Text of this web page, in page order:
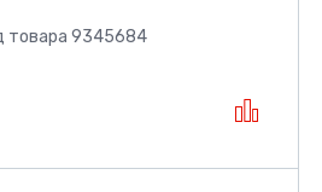
товара 9345684